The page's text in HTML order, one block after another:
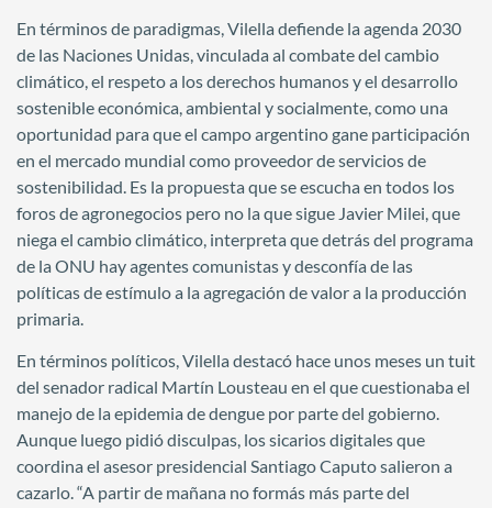
En términos de paradigmas, Vilella defiende la agenda 2030
de las Naciones Unidas, vinculada al combate del cambio
climático, el respeto a los derechos humanos y el desarrollo
sostenible económica, ambiental y socialmente, como una
oportunidad para que el campo argentino gane participación
en el mercado mundial como proveedor de servicios de
sostenibilidad. Es la propuesta que se escucha en todos los
foros de agronegocios pero no la que sigue Javier Milei, que
niega el cambio climático, interpreta que detrás del programa
de la ONU hay agentes comunistas y desconfía de las
políticas de estímulo a la agregación de valor a la producción
primaria.
En términos políticos, Vilella destacó hace unos meses un tuit
del senador radical Martín Lousteau en el que cuestionaba el
manejo de la epidemia de dengue por parte del gobierno.
Aunque luego pidió disculpas, los sicarios digitales que
coordina el asesor presidencial Santiago Caputo salieron a
cazarlo. “A partir de mañana no formás más parte del